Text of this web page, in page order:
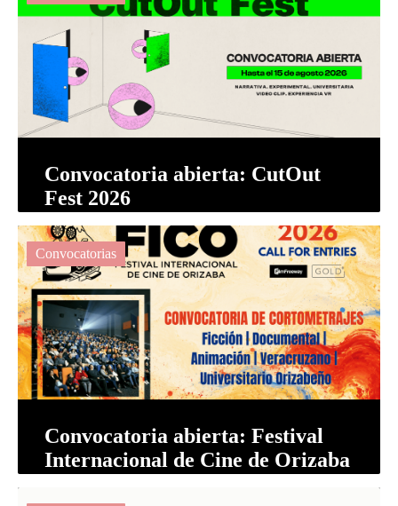
Convocatoria abierta: CutOut
Fest 2026
Convocatorias
Convocatoria abierta: Festival
Internacional de Cine de Orizaba